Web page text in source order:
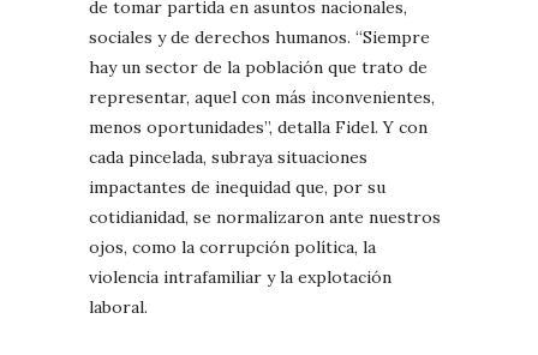
de tomar partida en asuntos nacionales,
sociales y de derechos humanos. “Siempre
hay un sector de la población que trato de
representar, aquel con más inconvenientes,
menos oportunidades”, detalla Fidel. Y con
cada pincelada, subraya situaciones
impactantes de inequidad que, por su
cotidianidad, se normalizaron ante nuestros
ojos, como la corrupción política, la
violencia intrafamiliar y la explotación
laboral.